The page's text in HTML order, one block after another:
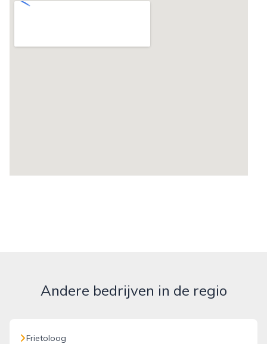
Andere bedrijven in de regio
Frietoloog